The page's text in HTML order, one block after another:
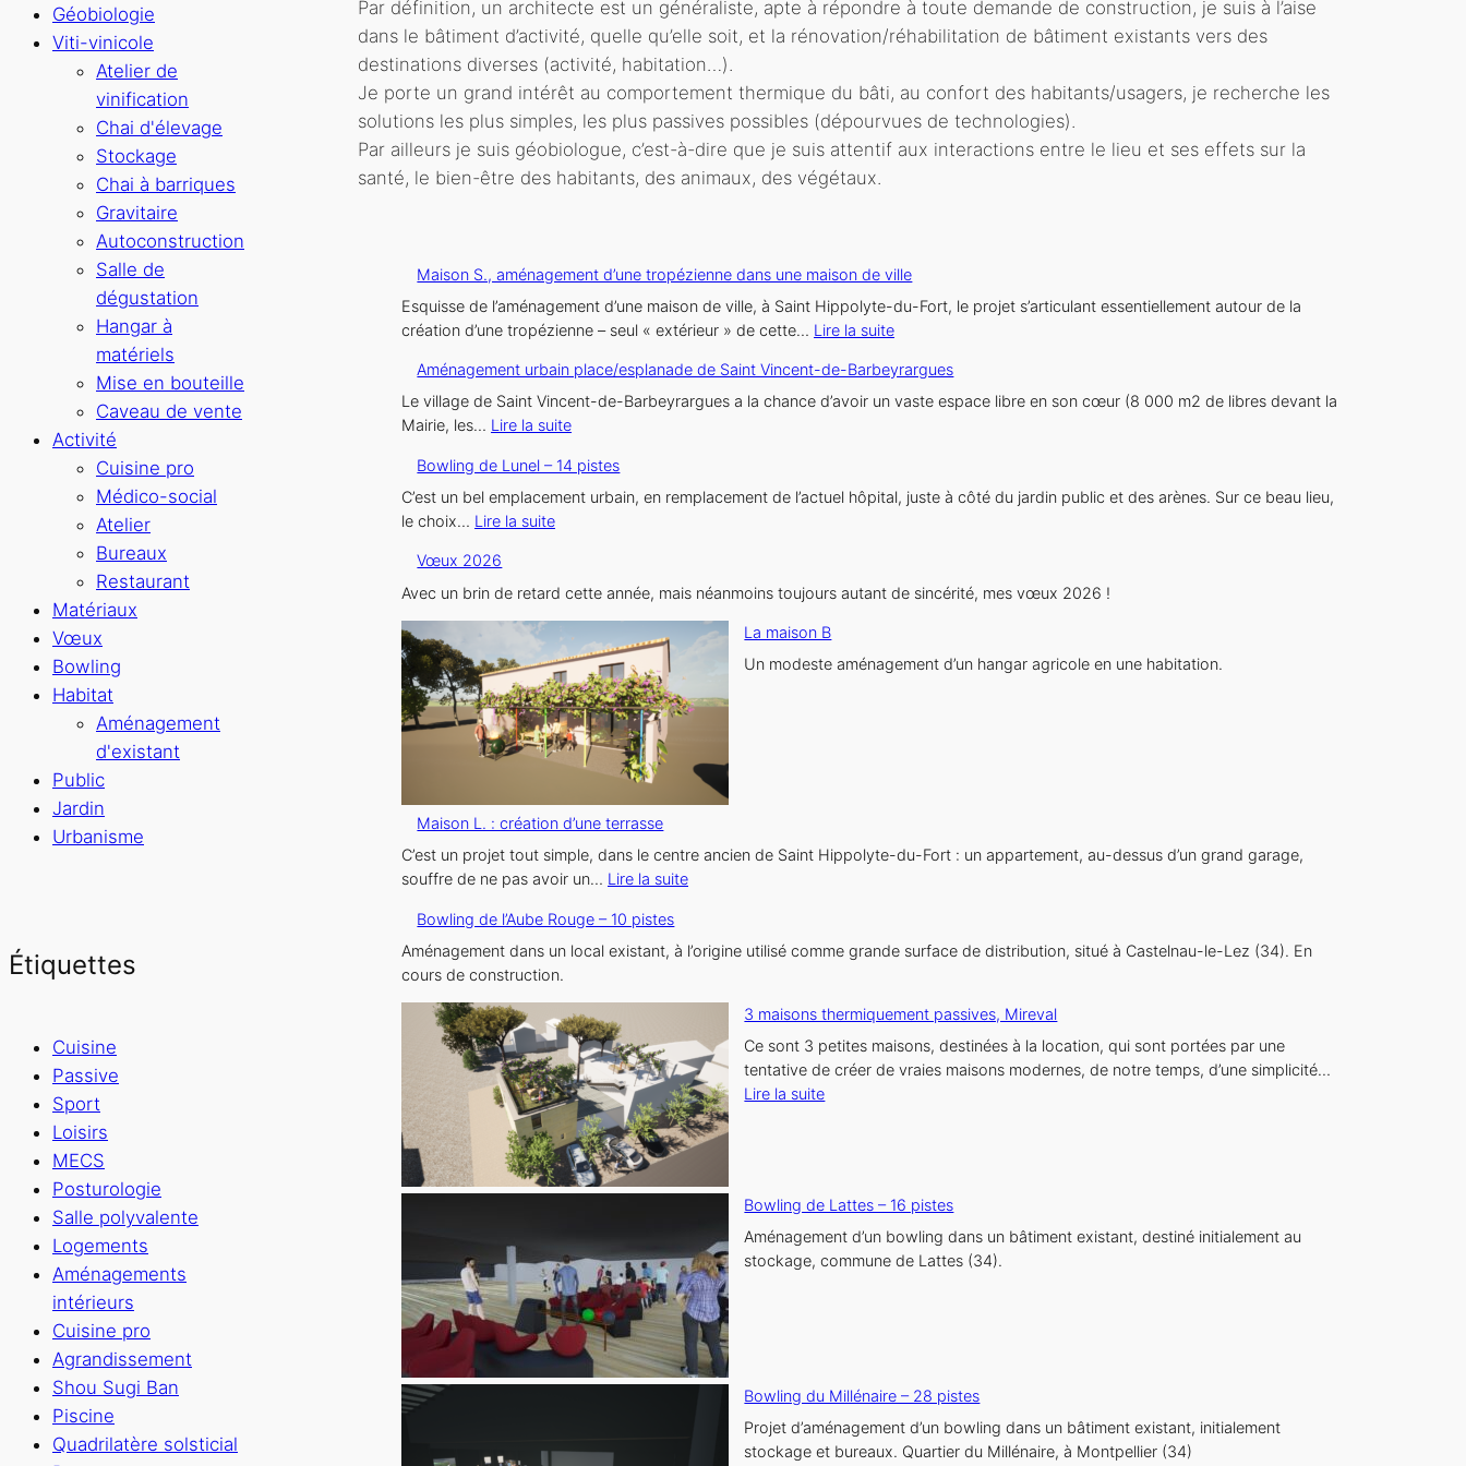
Géobiologie
Viti-vinicole
Atelier de
vinification
Chai d'élevage
Stockage
Chai à barriques
Gravitaire
Autoconstruction
Salle de
dégustation
Hangar à
matériels
Mise en bouteille
Caveau de vente
Activité
Cuisine pro
Médico-social
Atelier
Bureaux
Restaurant
Matériaux
Vœux
Bowling
Habitat
Aménagement
d'existant
Public
Jardin
Urbanisme
Étiquettes
Cuisine
Passive
Sport
Loisirs
MECS
Posturologie
Salle polyvalente
Logements
Aménagements
intérieurs
Cuisine pro
Agrandissement
Shou Sugi Ban
Piscine
Quadrilatère solsticial
Par définition, un architecte est un généraliste, apte à répondre à toute demande de construction, je suis à l’aise
dans le bâtiment d’activité, quelle qu’elle soit, et la rénovation/réhabilitation de bâtiment existants vers des
destinations diverses (activité, habitation…).
Je porte un grand intérêt au comportement thermique du bâti, au confort des habitants/usagers, je recherche les
solutions les plus simples, les plus passives possibles (dépourvues de technologies).
Par ailleurs je suis géobiologue, c’est-à-dire que je suis attentif aux interactions entre le lieu et ses effets sur la
santé, le bien-être des habitants, des animaux, des végétaux.
Maison S., aménagement d’une tropézienne dans une maison de ville
Esquisse de l’aménagement d’une maison de ville, à Saint Hippolyte-du-Fort, le projet s’articulant essentiellement autour de la
création d’une tropézienne – seul « extérieur » de cette… Lire la suite:
S.,
aménagement
une
Aménagement urbain place/esplanade de Saint Vincent-de-Barbeyrargues
Le village de Saint Vincent-de-Barbeyrargues a la chance d’avoir un vaste espace libre en son cœur (8 000 m2 de libres devant la
Mairie, les… Lire la suite:
urbain
place/esplanade
de-
Barbeyrargues
Bowling de Lunel – 14 pistes
C’est un bel emplacement urbain, en remplacement de l’actuel hôpital, juste à côté du jardin public et des arènes. Sur ce beau lieu,
le choix… Lire la suite:
Lunel
14
pistes
Vœux 2026
Avec un brin de retard cette année, mais néanmoins toujours autant de sincérité, mes vœux 2026 !
La maison B
Un modeste aménagement d’un hangar agricole en une habitation.
Maison L. : création d’une terrasse
C’est un projet tout simple, dans le centre ancien de Saint Hippolyte-du-Fort : un appartement, au-dessus d’un grand garage,
souffre de ne pas avoir un… Lire la suite:
:
terrasse
Bowling de l’Aube Rouge – 10 pistes
Aménagement dans un local existant, à l’origine utilisé comme grande surface de distribution, situé à Castelnau-le-Lez (34). En
cours de construction.
3 maisons thermiquement passives, Mireval
Ce sont 3 petites maisons, destinées à la location, qui sont portées par une
tentative de créer de vraies maisons modernes, de notre temps, d’une simplicité…
Lire la suite:
Mireval
Bowling de Lattes – 16 pistes
Aménagement d’un bowling dans un bâtiment existant, destiné initialement au
stockage, commune de Lattes (34).
Bowling du Millénaire – 28 pistes
Projet d’aménagement d’un bowling dans un bâtiment existant, initialement
stockage et bureaux. Quartier du Millénaire, à Montpellier (34)